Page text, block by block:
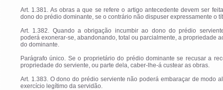
Art. 1.381. As obras a que se refere o artigo antecedente devem ser
dono do prédio dominante, se o contrário não dispuser expressamente o
Art. 1.382. Quando a obrigação incumbir ao dono do prédio
poderá exonerar-se, abandonando, total ou parcialmente, a propriedade
do dominante.
Parágrafo único. Se o proprietário do prédio dominante se recusar a
propriedade do serviente, ou parte dela, caber-lhe-á custear as obras.
Art. 1.383. O dono do prédio serviente não poderá embaraçar de modo
exercício legítimo da servidão.